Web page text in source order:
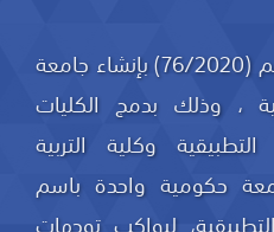
جاء المرسوم السلطاني رقم (76/2020) بإنشاء جامعة
، وذلك بدمج الكليات
وكلية التربية
حكومية واحدة باسم
ليواكب توجهات